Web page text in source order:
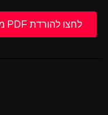
לחצו להורדת PDF מסודר של כל ההרצאות והסדנאות